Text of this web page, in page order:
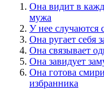
Она видит в
мужа
У нее случаются
Она ругает себя
Она связывает
Она завидует
Она готова
избранника